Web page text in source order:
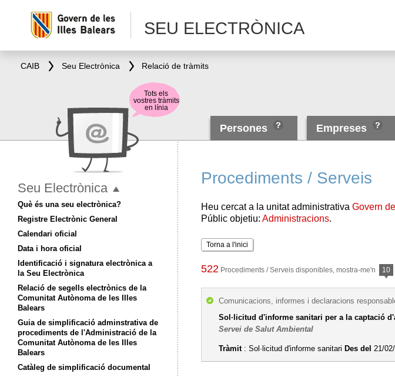
SEU ELECTRÒNICA
CAIB Seu Electrònica Relació de tràmits
Persones Empreses
Procediments / Serveis
Heu cercat a la unitat administrativaGovern
Públic objetiu:Administracions.
Torna a l'inici
522 Procediments / Serveis disponibles, mostra-me'n 10
Comunicacions, informes i declaracions
Sol·licitud d'informe sanitari per a la captació
Servei de Salut Ambiental
Tràmit: Sol·licitud d'informe sanitari Des del 21/
Tots els
vostres tràmits
en línia
Seu Electrònica
Què és una seu electrònica?
Registre Electrònic General
Calendari oficial
Data i hora oficial
Identificació i signatura electrònica a
la Seu Electrònica
Relació de segells electrònics de la
Comunitat Autònoma de les Illes
Balears
Guia de simplificació adminstrativa de
procediments de l'Administració de la
Comunitat Autònoma de les Illes
Balears
Catàleg de simplificació documental